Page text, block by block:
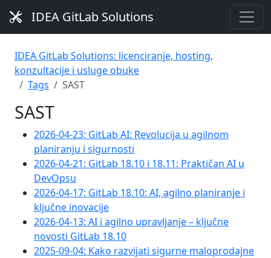
IDEA GitLab Solutions
IDEA GitLab Solutions: licenciranje, hosting,
konzultacije i usluge obuke
Tags
SAST
SAST
2026-04-23: GitLab AI: Revolucija u agilnom
planiranju i sigurnosti
2026-04-21: GitLab 18.10 i 18.11: Praktičan AI u
DevOpsu
2026-04-17: GitLab 18.10: AI, agilno planiranje i
ključne inovacije
2026-04-13: AI i agilno upravljanje – ključne
novosti GitLab 18.10
2025-09-04: Kako razvijati sigurne maloprodajne